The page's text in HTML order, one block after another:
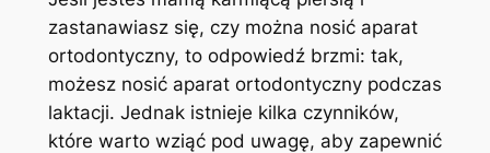
zastanawiasz się, czy można nosić aparat
ortodontyczny, to odpowiedź brzmi: tak,⁤
możesz nosić⁣ aparat ortodontyczny podczas
laktacji. Jednak istnieje kilka czynników,
które ‌warto⁢ wziąć pod uwagę, aby zapewnić